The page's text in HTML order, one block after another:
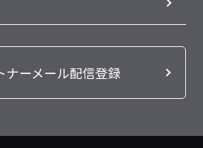
ナーメール配信登録